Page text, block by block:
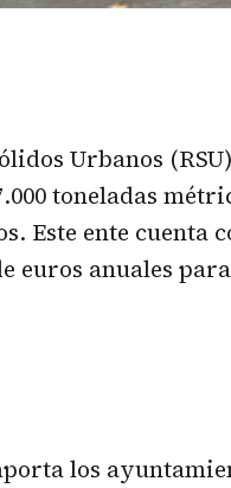
Urbanos
toneladas
Este ente cuenta
euros anuales
los